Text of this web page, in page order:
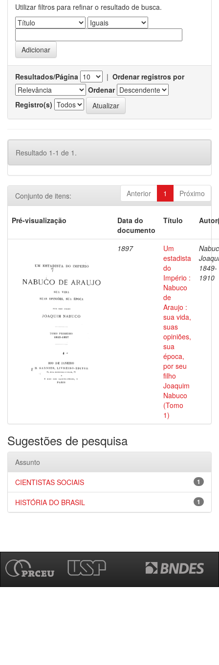
Utilizar filtros para refinar o resultado de busca.
Resultados/Página | Ordenar registros por
Ordenar
Registro(s)
Resultado 1-1 de 1.
Anterior 1 Próximo
Conjunto de itens:
Pré-visualização
Data do
documento
Título
1897
Um
estadista
do
Império :
Nabuco
de
Araujo :
sua vida,
suas
opiniões,
sua
época,
por seu
filho
Joaquim
Nabuco
(Tomo
1)
1849-
1910
Sugestões de pesquisa
Assunto
1
CIENTISTAS SOCIAIS
1
HISTÓRIA DO BRASIL